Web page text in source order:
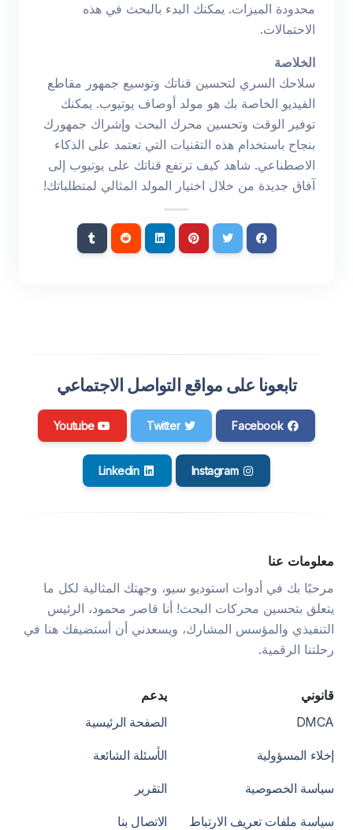
محدودة الميزات. يمكنك البدء بالبحث في هذه
الاحتمالات.
الخلاصة
سلاحك السري لتحسين قناتك وتوسيع جمهور مقاطع
الفيديو الخاصة بك هو مولد أوصاف يوتيوب. يمكنك
توفير الوقت وتحسين محرك البحث وإشراك جمهورك
بنجاح باستخدام هذه التقنيات التي تعتمد على الذكاء
الاصطناعي. شاهد كيف ترتفع قناتك على يوتيوب إلى
آفاق جديدة من خلال اختيار المولد المثالي لمتطلباتك!
تابعونا على مواقع التواصل الاجتماعي
Facebook
Twitter
Youtube
Instagram
Linkedin
معلومات عنا
مرحبًا بك في أدوات استوديو سيو، وجهتك المثالية لكل ما
يتعلق بتحسين محركات البحث! أنا قاصر محمود، الرئيس
التنفيذي والمؤسس المشارك، ويسعدني أن أستضيفك هنا في
رحلتنا الرقمية.
قانوني
DMCA
إخلاء المسؤولية
سياسة الخصوصية
سياسة ملفات تعريف الارتباط
يدعم
الصفحة الرئيسية
الأسئلة الشائعة
التقرير
الاتصال بنا